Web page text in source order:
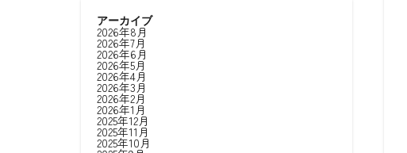
アーカイブ
2026年8月
2026年7月
2026年6月
2026年5月
2026年4月
2026年3月
2026年2月
2026年1月
2025年12月
2025年11月
2025年10月